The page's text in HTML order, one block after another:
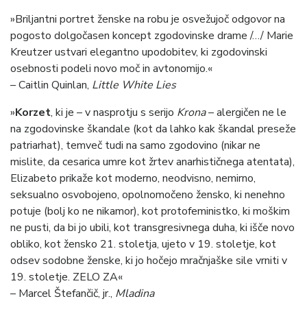
»Briljantni portret ženske na robu je osvežujoč odgovor na
pogosto dolgočasen koncept zgodovinske drame /…/ Marie
Kreutzer ustvari elegantno upodobitev, ki zgodovinski
osebnosti podeli novo moč in avtonomijo.«
– Caitlin Quinlan, Little White Lies
»Korzet, ki je – v nasprotju s serijo Krona– alergičen ne le
na zgodovinske škandale (kot da lahko kak škandal preseže
patriarhat), temveč tudi na samo zgodovino (nikar ne
mislite, da cesarica umre kot žrtev anarhističnega atentata),
Elizabeto prikaže kot moderno, neodvisno, nemirno,
seksualno osvobojeno, opolnomočeno žensko, ki nenehno
potuje (bolj ko ne nikamor), kot protofeministko, ki moškim
ne pusti, da bi jo ubili, kot transgresivnega duha, ki išče novo
obliko, kot žensko 21. stoletja, ujeto v 19. stoletje, kot
odsev sodobne ženske, ki jo hočejo mračnjaške sile vrniti v
19. stoletje. ZELO ZA«
– Marcel Štefančič, jr., Mladina